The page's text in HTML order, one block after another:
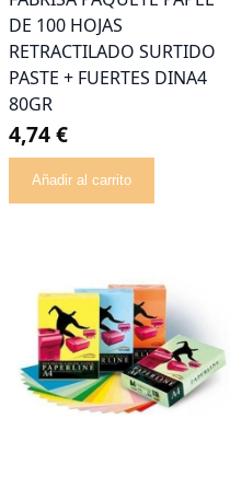
DE 100 HOJAS
RETRACTILADO SURTIDO
PASTE + FUERTES DINA4
80GR
4,74 €
Añadir al carrito